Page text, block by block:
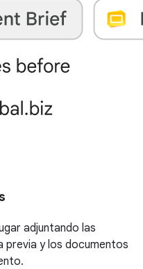
adjuntando las
previa y los documentos